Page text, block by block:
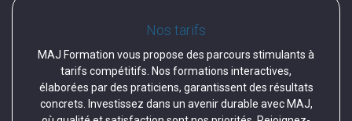
Nos tarifs
MAJ Formation vous propose des parcours stimulants à
tarifs compétitifs. Nos formations interactives,
élaborées par des praticiens, garantissent des résultats
concrets. Investissez dans un avenir durable avec MAJ,